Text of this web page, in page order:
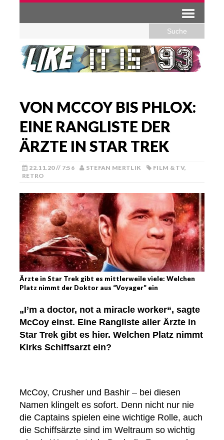
VON MCCOY BIS PHLOX:
EINE RANGLISTE DER
ÄRZTE IN STAR TREK
22.11.20 // 7:56 STEFAN MERTLIK FILM & TV,
RETRO
Ärzte in Star Trek gibt es mittlerweile viele: Welchen
Platz nimmt der Doktor aus “Voyager” ein
„I’m a doctor, not a miracle worker“, sagte
McCoy einst. Eine Rangliste aller Ärzte in
Star Trek gibt es hier. Welchen Platz nimmt
Kirks Schiffsarzt ein?
McCoy, Crusher und Bashir – bei diesen
Namen klingelt es sofort. Denn nicht nur nie
die Captains spielen eine wichtige Rolle, auch
die Schiffsärzte sind im Weltraum so wichtig